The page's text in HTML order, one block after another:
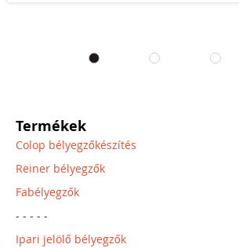
Termékek
Colop bélyegzőkészítés
Reiner bélyegzők
Fabélyegzők
- - - - -
Ipari jelölő bélyegzők